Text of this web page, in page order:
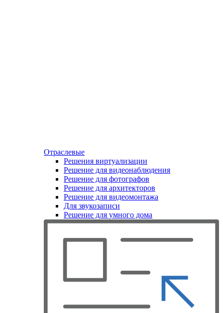
Отраслевые
Решения виртуализации
Решение для видеонаблюдения
Решение для фотографов
Решение для архитекторов
Решение для видеомонтажа
Для звукозаписи
Решение для умного дома